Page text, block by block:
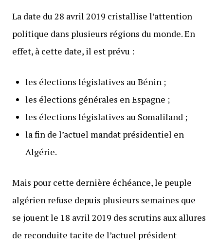
La date du 28 avril 2019 cristallise l’attention
politique dans plusieurs régions du monde. En
effet, à cette date, il est prévu :
les élections législatives au Bénin ;
les élections générales en Espagne ;
les élections législatives au Somaliland ;
la fin de l’actuel mandat présidentiel en
Algérie.
Mais pour cette dernière échéance, le peuple
algérien refuse depuis plusieurs semaines que
se jouent le 18 avril 2019 des scrutins aux allures
de reconduite tacite de l’actuel président